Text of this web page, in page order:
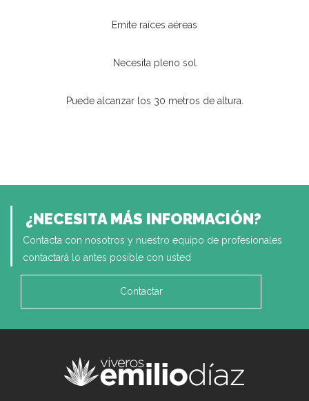
Emite raíces aéreas
Necesita pleno sol
Puede alcanzar los 30 metros de altura.
¿NECESITA MÁS INFORMACIÓN?
Contacta con nosotros y nuestro equipo de profesionales
contactará lo antes posible con usted
Contactar